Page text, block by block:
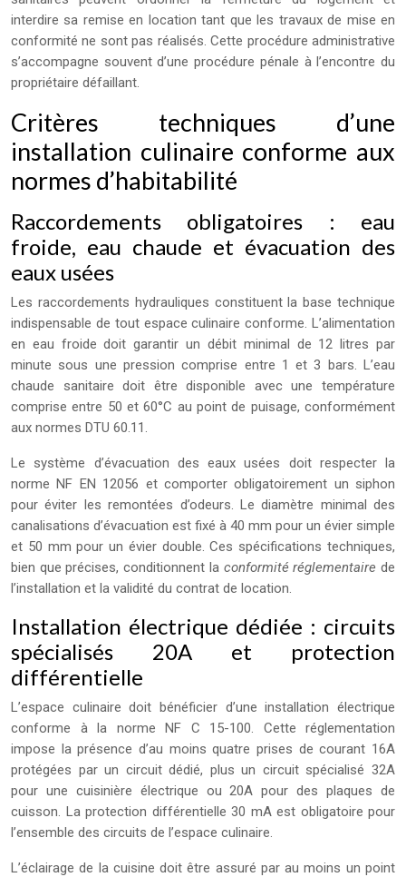
interdire sa remise en location tant que les travaux de mise en
conformité ne sont pas réalisés. Cette procédure administrative
s’accompagne souvent d’une procédure pénale à l’encontre du
propriétaire défaillant.
Critères techniques d’une
installation culinaire conforme aux
normes d’habitabilité
Raccordements obligatoires : eau
froide, eau chaude et évacuation des
eaux usées
Les raccordements hydrauliques constituent la base technique
indispensable de tout espace culinaire conforme. L’alimentation
en eau froide doit garantir un débit minimal de 12 litres par
minute sous une pression comprise entre 1 et 3 bars. L’eau
chaude sanitaire doit être disponible avec une température
comprise entre 50 et 60°C au point de puisage, conformément
aux normes DTU 60.11.
Le système d’évacuation des eaux usées doit respecter la
norme NF EN 12056 et comporter obligatoirement un siphon
pour éviter les remontées d’odeurs. Le diamètre minimal des
canalisations d’évacuation est fixé à 40 mm pour un évier simple
et 50 mm pour un évier double. Ces spécifications techniques,
bien que précises, conditionnent la conformité réglementairede
l’installation et la validité du contrat de location.
Installation électrique dédiée : circuits
spécialisés 20A et protection
différentielle
L’espace culinaire doit bénéficier d’une installation électrique
conforme à la norme NF C 15-100. Cette réglementation
impose la présence d’au moins quatre prises de courant 16A
protégées par un circuit dédié, plus un circuit spécialisé 32A
pour une cuisinière électrique ou 20A pour des plaques de
cuisson. La protection différentielle 30 mA est obligatoire pour
l’ensemble des circuits de l’espace culinaire.
L’éclairage de la cuisine doit être assuré par au moins un point